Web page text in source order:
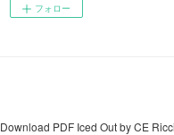
フォロー
Download PDF Iced Out by CE Ricci